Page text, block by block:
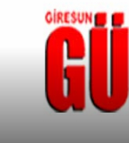
HARUN